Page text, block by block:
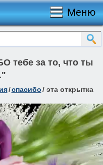
Меню
тебе за то, что ты
/спасибо/ эта открытка